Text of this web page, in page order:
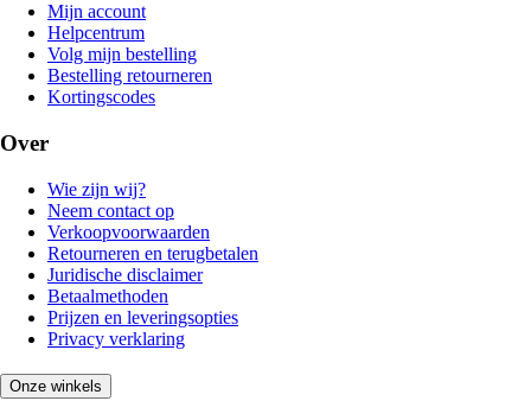
Mijn account
Helpcentrum
Volg mijn bestelling
Bestelling retourneren
Kortingscodes
Over
Wie zijn wij?
Neem contact op
Verkoopvoorwaarden
Retourneren en terugbetalen
Juridische disclaimer
Betaalmethoden
Prijzen en leveringsopties
Privacy verklaring
Onze winkels